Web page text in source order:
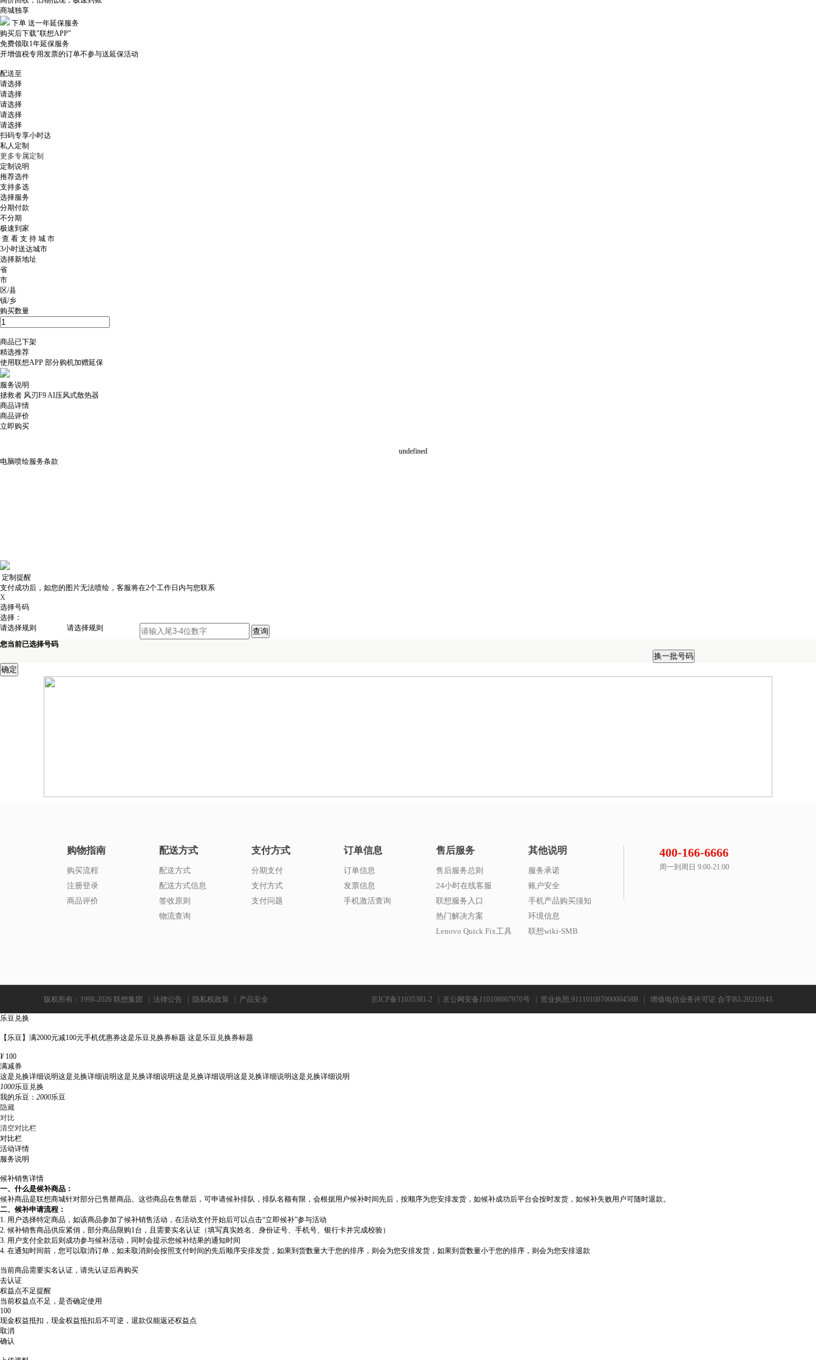
商城独享
下单 送一年延保服务
购买后下载"联想APP"
免费领取1年延保服务
开增值税专用发票的订单不参与送延保活动
配送至
请选择
请选择
请选择
请选择
请选择
扫码专享小时达
私人定制
更多专属定制
定制说明
推荐选件
支持多选
选择服务
分期付款
不分期
极速到家
查 看 支 持 城 市
3小时送达城市
选择新地址
省
市
区/县
镇/乡
购买数量
商品已下架
精选推荐
使用联想APP 部分购机加赠延保
服务说明
拯救者 风刃F9 AI压风式散热器
商品详情
商品评价
立即购买
电脑喷绘服务条款
定制提醒
支付成功后，如您的图片无法喷绘，客服将在2个工作日内与您联系
X
选择号码
选择：
请选择规则
请选择规则
您当前已选择号码
购物指南
购买流程
注册登录
商品评价
配送方式
配送方式
配送方式信息
签收原则
物流查询
支付方式
分期支付
支付方式
支付问题
订单信息
订单信息
发票信息
手机激活查询
售后服务
售后服务总则
24小时在线客服
联想服务入口
热门解决方案
Lenovo Quick Fix工具
其他说明
服务承诺
账户安全
手机产品购买须知
环境信息
联想wiki-SMB
400-166-6666
周一到周日 9:00-21:00
版权所有：1998-2026 联想集团 法律公告 隐私权政策 产品安全 京ICP备11035381-2 京公网安备110108007970号 营业执照:91110108700000458B 增值电信业务许可证 合字B2-20210143
乐豆兑换
【乐豆】满2000元减100元手机优惠券这是乐豆兑换券标题 这是乐豆兑换券标题
¥ 100
满减券
这是兑换详细说明这是兑换详细说明这是兑换详细说明这是兑换详细说明这是兑换详细说明这是兑换详细说明
1000乐豆兑换
我的乐豆： 2000乐豆
隐藏
对比
清空对比栏
对比栏
活动详情
服务说明
候补销售详情
一、什么是候补商品：
候补商品是联想商城针对部分已售罄商品。这些商品在售罄后，可申请候补排队，排队名额有限，会根据用户候补时间先后，按顺序为您安排发货，如候补成功后平台会按时发货，如候补失败用户可随时退款。
二、候补申请流程：
1. 用户选择特定商品，如该商品参加了候补销售活动，在活动支付开始后可以点击“立即候补”参与活动
2. 候补销售商品供应紧俏，部分商品限购1台，且需要实名认证（填写真实姓名、身份证号、手机号、银行卡并完成校验）
3. 用户支付全款后则成功参与候补活动，同时会提示您候补结果的通知时间
4. 在通知时间前，您可以取消订单，如未取消则会按照支付时间的先后顺序安排发货，如果到货数量大于您的排序，则会为您安排发货，如果到货数量小于您的排序，则会为您安排退款
当前商品需要实名认证，请先认证后再购买
去认证
权益点不足提醒
当前权益点不足，是否确定使用
100
现金权益抵扣，现金权益抵扣后不可逆，退款仅能返还权益点
取消
确认